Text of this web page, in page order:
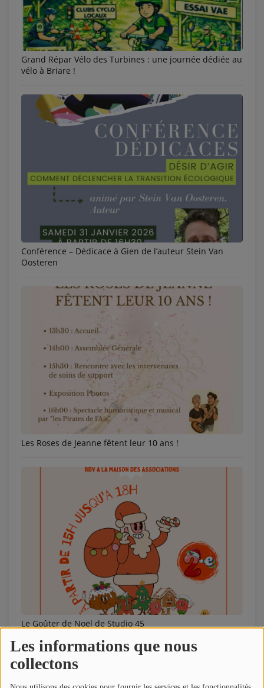
Les informations que nous
collectons
Grand Répar Vélo des Turbines : une journée dédiée au
vélo à Briare !
Conférence – Dédicace à Gien de l’auteur Stein Van
Oosteren
Les Roses de Jeanne fêtent leur 10 ans !
Le Goûter de Noël de Studio 45